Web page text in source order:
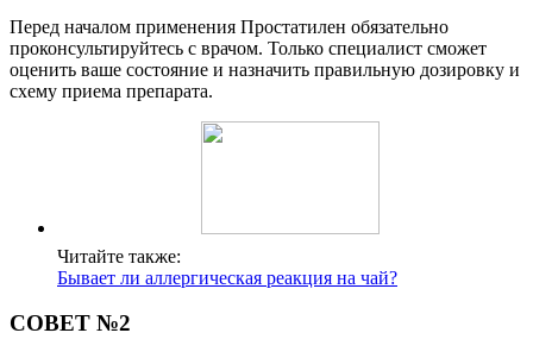
Перед началом применения Простатилен обязательно
проконсультируйтесь с врачом. Только специалист сможет
оценить ваше состояние и назначить правильную дозировку и
схему приема препарата.
Читайте также:
Бывает ли аллергическая реакция на чай?
СОВЕТ №2